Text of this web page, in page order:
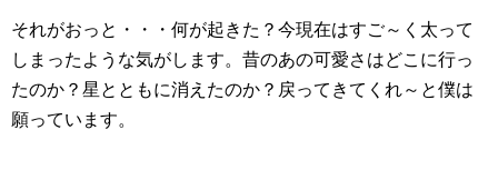
それがおっと・・・何が起きた？今現在はすご～く太って
しまったような気がします。昔のあの可愛さはどこに行っ
たのか？星とともに消えたのか？戻ってきてくれ～と僕は
願っています。